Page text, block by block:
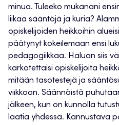
minua. Tuleeko mukanani
liikaa sääntöjä ja kuria?
opiskelijoiden heikkoihin
päätynyt kokeilemaan ensi
pedagogiikkaa. Haluan siis
karkotettaisi opiskelijoita
mitään tasotestejä ja
viikkoon. Säännöistä
jälkeen, kun on kunnolla
laatia yhdessä. Kannustava